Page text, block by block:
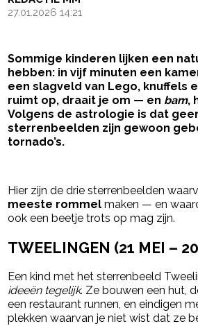
27.01.2026 14:21
Sommige kinderen lijken een
hebben: in vijf minuten een
een slagveld van Lego, knuffels
ruimt op, draait je om — en bam,
Volgens de astrologie is dat
sterrenbeelden zijn gewoon
tornado’s.
Hier zijn de drie sterrenbeelden
meeste rommel maken — en
ook een beetje trots op mag zijn.
TWEELINGEN (21 MEI –
Een kind met het sterrenbeeld
ideeën tegelijk. Ze bouwen een hut,
een restaurant runnen, en eindigen
plekken waarvan je niet wist dat ze